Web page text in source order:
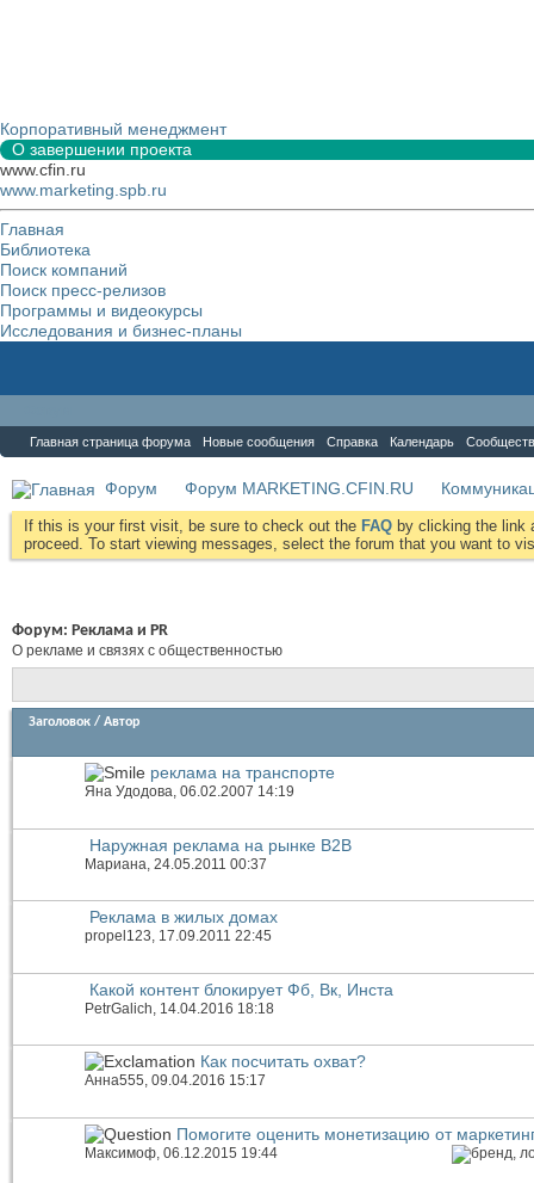
Корпоративный менеджмент
О завершении проекта
www.cfin.ru
www.marketing.spb.ru
Главная
Библиотека
Поиск компаний
Поиск пресс-релизов
Программы и видеокурсы
Исследования и бизнес-планы
Главная страница форума Новые сообщения Справка Календарь
Форум Форум MARKETING.CFIN.RU
If this is your first visit, be sure to check out the FAQ by clicking the link
proceed. To start viewing messages, select the forum that you want to
Форум: Реклама и PR
О рекламе и связях с общественностью
Заголовок / Автор
реклама на транспорте
Яна Удодова, 06.02.2007 14:19
Наружная реклама на рынке В2В
Мариана, 24.05.2011 00:37
Реклама в жилых домах
propel123, 17.09.2011 22:45
Какой контент блокирует Фб, Вк, Инста
PetrGalich , 14.04.2016 18:18
Как посчитать охват?
Анна555, 09.04.2016 15:17
Помогите оценить монетизацию от
Максимоф , 06.12.2015 19:44